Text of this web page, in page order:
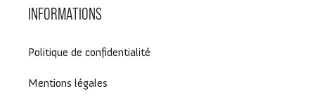
INFORMATIONS
Politique de confidentialité
Mentions légales